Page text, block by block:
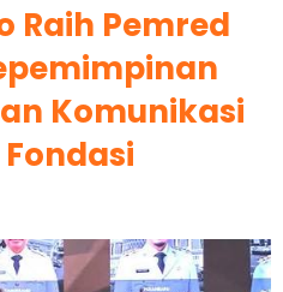
Raih Pemred
Komunikasi